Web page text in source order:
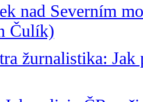
nad Severním
Čulík)
žurnalistika: Jak